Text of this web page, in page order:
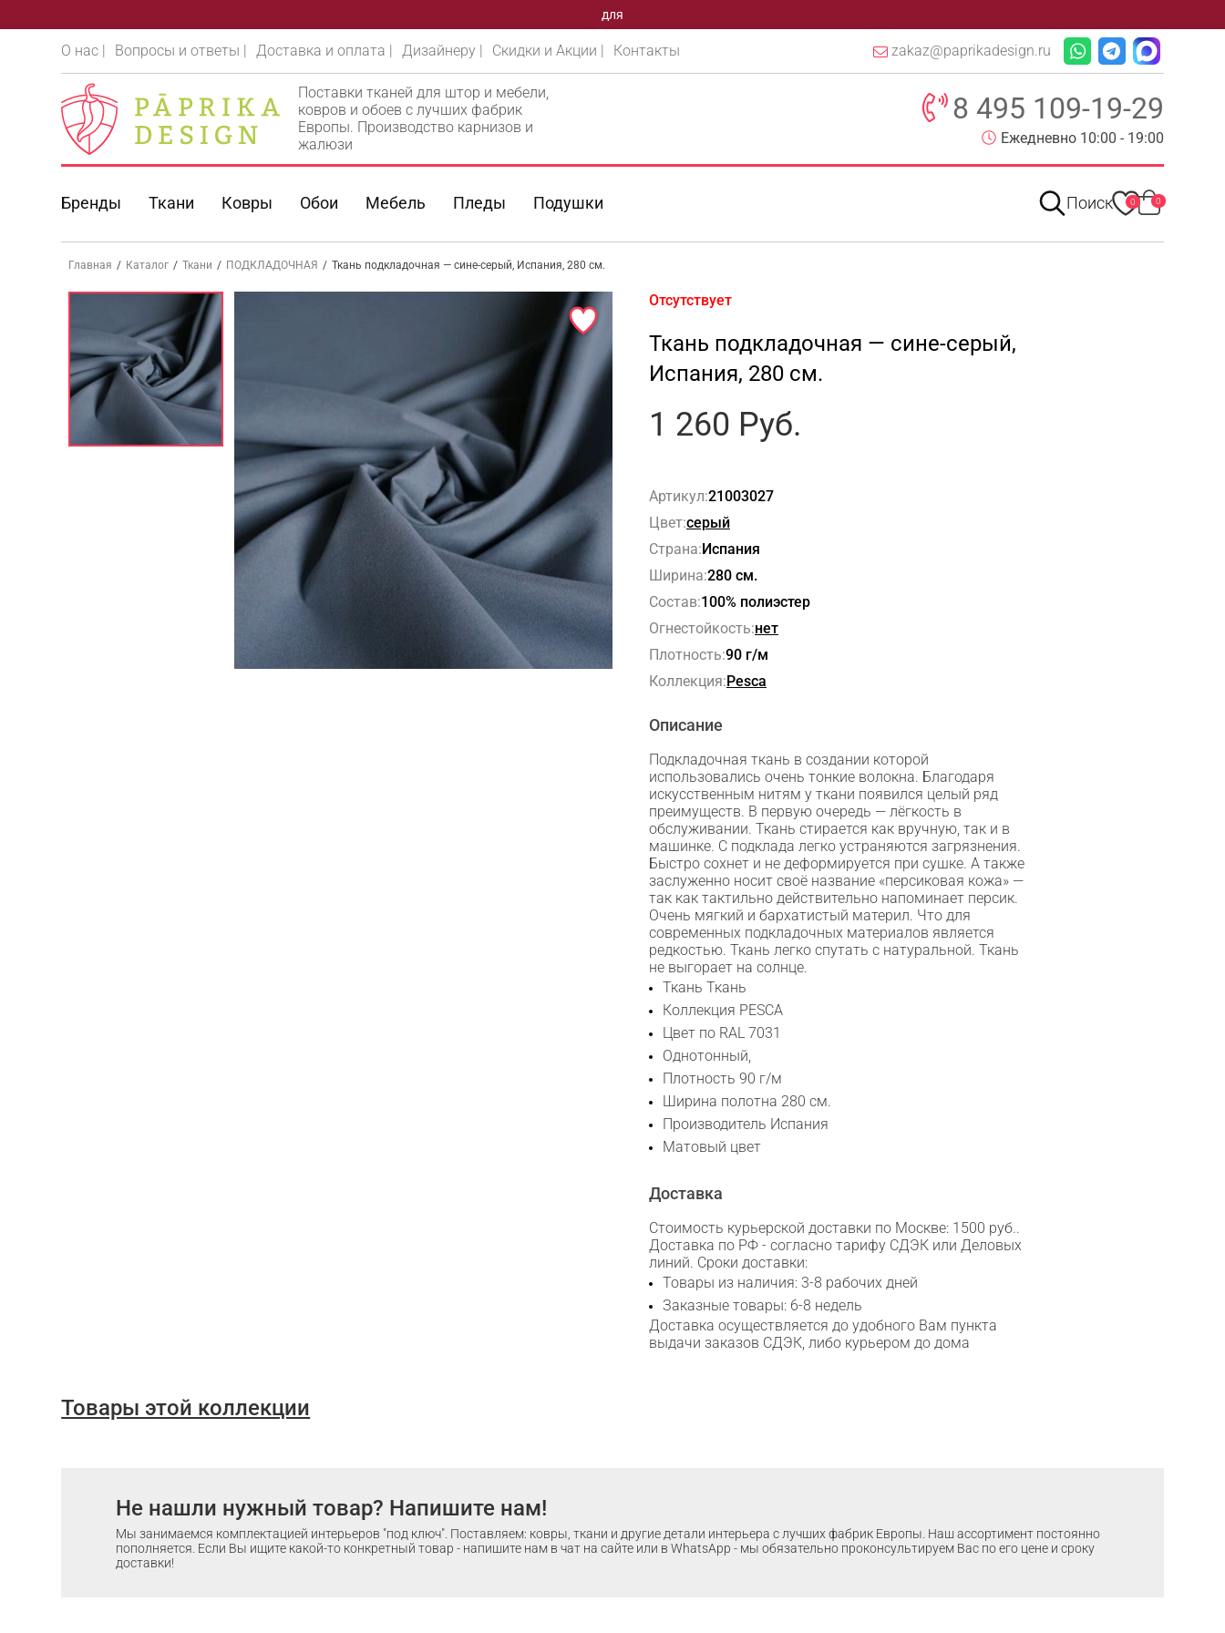
ВАШЕГО
О нас | Вопросы и ответы | Доставка и оплата | Дизайнеру | Скидки и Акции | Контакты zakaz@paprikadesign.ru
Поставки тканей для штор и мебели,
ковров и обоев с лучших фабрик
Европы. Производство карнизов и
жалюзи
8 495 109-19-29
Ежедневно 10:00 - 19:00
Бренды Ткани Ковры Обои Мебель Пледы Подушки Поиск 0 0
Главная / Каталог / Ткани / ПОДКЛАДОЧНАЯ / Ткань подкладочная — сине-серый, Испания, 280 см.
Отсутствует
Ткань подкладочная — сине-серый,
Испания, 280 см.
1 260 Руб.
Артикул:21003027
Цвет:серый
Страна:Испания
Ширина:280 см.
Состав:100% полиэстер
Огнестойкость:нет
Плотность:90 г/м
Коллекция:Pesca
Описание
Подкладочная ткань в создании которой
использовались очень тонкие волокна. Благодаря
искусственным нитям у ткани появился целый ряд
преимуществ. В первую очередь — лёгкость в
обслуживании. Ткань стирается как вручную, так и в
машинке. С подклада легко устраняются загрязнения.
Быстро сохнет и не деформируется при сушке. А также
заслуженно носит своё название «персиковая кожа» —
так как тактильно действительно напоминает персик.
Очень мягкий и бархатистый материл. Что для
современных подкладочных материалов является
редкостью. Ткань легко спутать с натуральной. Ткань
не выгорает на солнце.
Ткань Ткань
Коллекция PESCA
Цвет по RAL 7031
Однотонный,
Плотность 90 г/м
Ширина полотна 280 см.
Производитель Испания
Матовый цвет
Доставка
Стоимость курьерской доставки по Москве: 1500 руб..
Доставка по РФ - согласно тарифу СДЭК или Деловых
линий. Сроки доставки:
Товары из наличия: 3-8 рабочих дней
Заказные товары: 6-8 недель
Доставка осуществляется до удобного Вам пункта
выдачи заказов СДЭК, либо курьером до дома
Товары этой коллекции
Не нашли нужный товар? Напишите нам!
Мы занимаемся комплектацией интерьеров "под ключ". Поставляем: ковры, ткани и другие детали интерьера с лучших фабрик Европы. Наш ассортимент постоянно
пополняется. Если Вы ищите какой-то конкретный товар - напишите нам в чат на сайте или в WhatsApp - мы обязательно проконсультируем Вас по его цене и сроку
доставки!
WhatsApp
Telegram